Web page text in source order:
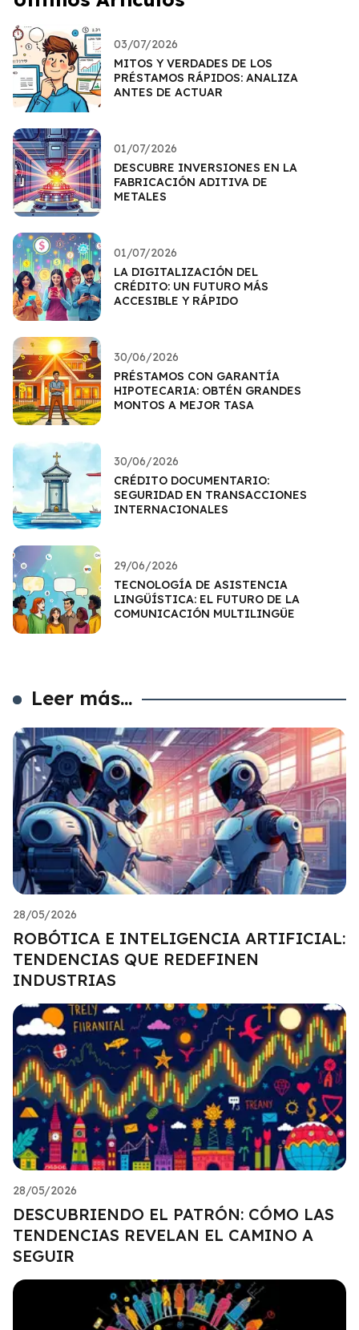
03/07/2026
MITOS Y VERDADES DE LOS
PRÉSTAMOS RÁPIDOS: ANALIZA
ANTES DE ACTUAR
01/07/2026
DESCUBRE INVERSIONES EN LA
FABRICACIÓN ADITIVA DE
METALES
01/07/2026
LA DIGITALIZACIÓN DEL
CRÉDITO: UN FUTURO MÁS
ACCESIBLE Y RÁPIDO
30/06/2026
PRÉSTAMOS CON GARANTÍA
HIPOTECARIA: OBTÉN GRANDES
MONTOS A MEJOR TASA
30/06/2026
CRÉDITO DOCUMENTARIO:
SEGURIDAD EN TRANSACCIONES
INTERNACIONALES
29/06/2026
TECNOLOGÍA DE ASISTENCIA
LINGÜÍSTICA: EL FUTURO DE LA
COMUNICACIÓN MULTILINGÜE
Leer más...
28/05/2026
ROBÓTICA E INTELIGENCIA ARTIFICIAL:
TENDENCIAS QUE REDEFINEN
INDUSTRIAS
28/05/2026
DESCUBRIENDO EL PATRÓN: CÓMO LAS
TENDENCIAS REVELAN EL CAMINO A
SEGUIR